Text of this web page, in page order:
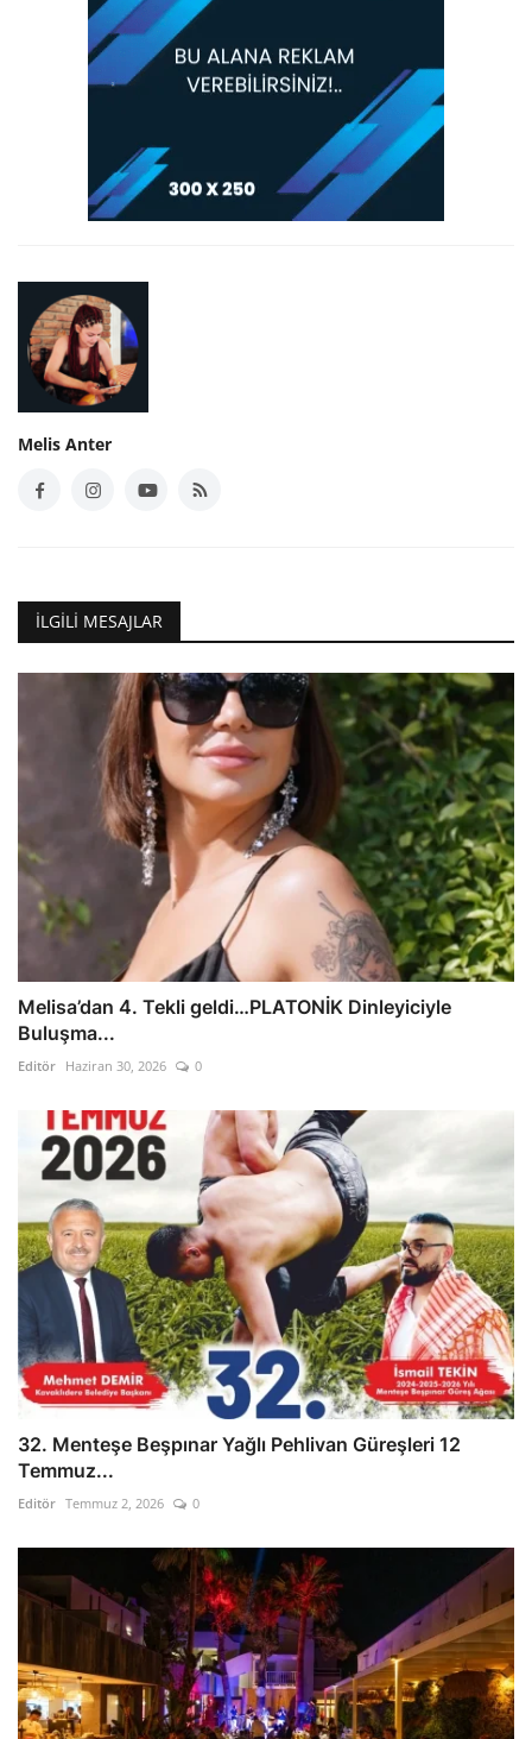
Melis Anter
İLGILI MESAJLAR
Melisa’dan 4. Tekli geldi…PLATONİK Dinleyiciyle
Buluşma...
Editör Haziran 30, 2026 0
32. Menteşe Beşpınar Yağlı Pehlivan Güreşleri 12
Temmuz...
Editör Temmuz 2, 2026 0